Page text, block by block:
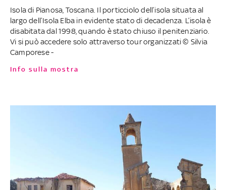
Isola di Pianosa, Toscana. Il porticciolo dell’isola situata al
largo dell’Isola Elba in evidente stato di decadenza. L’isola è
disabitata dal 1998, quando è stato chiuso il penitenziario.
Vi si può accedere solo attraverso tour organizzati © Silvia
Camporese -
Info sulla mostra